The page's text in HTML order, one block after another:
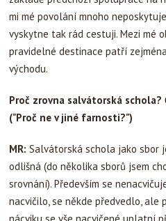
mi mé povolání mnoho
vyskytne tak rád cestuji. Mezi mé
pravidelné destinace patří
východu.
Proč zrovna salvátorská
("Proč ne v jiné farnosti?")
MR: Salvátorská schola jako sbor
odlišná (do několika sborů jsem
srovnání). Především se
nacvičilo, se někde předvedlo, ale